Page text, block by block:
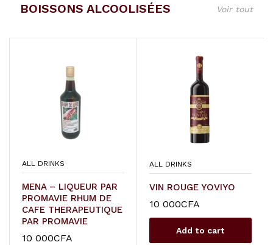
BOISSONS ALCOOLISÉES Voir tout
ALL DRINKS
MENA – LIQUEUR PAR
PROMAVIE RHUM DE
CAFE THERAPEUTIQUE
PAR PROMAVIE
10 000CFA
ALL DRINKS
VIN ROUGE YOVIYO
10 000CFA
Add to cart